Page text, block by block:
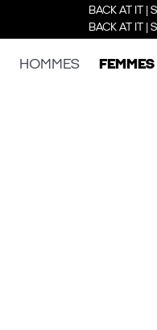
BACK AT IT |
BACK AT IT |
HOMMES FEMMES